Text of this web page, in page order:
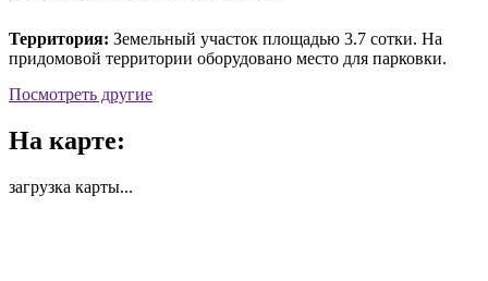
Территория: Земельный участок площадью 3.7 сотки. На
придомовой территории оборудовано место для парковки.
Посмотреть другие
На карте:
загрузка карты...